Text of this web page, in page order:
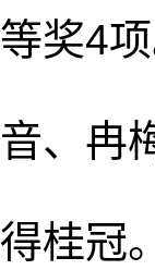
等奖4
音、冉
得桂冠